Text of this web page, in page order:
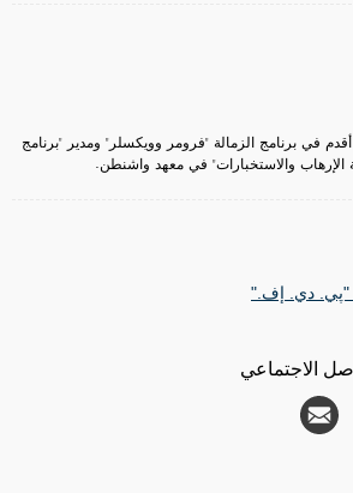
في برنامج الزمالة "فرومر وويكسلر" ومدير "برنامج
الإرهاب والاستخبارات" في معهد واشنطن.
دي. إف."
الاجتماعي